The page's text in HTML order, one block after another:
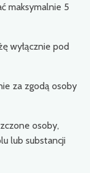
maksymalnie 5
wyłącznie pod
za zgodą osoby
osoby,
lub substancji